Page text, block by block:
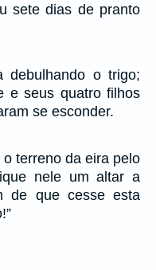
sete dias de pranto
debulhando o trigo;
e seus quatro filhos
se esconder.
terreno da eira pelo
nele um altar a
de que cesse esta